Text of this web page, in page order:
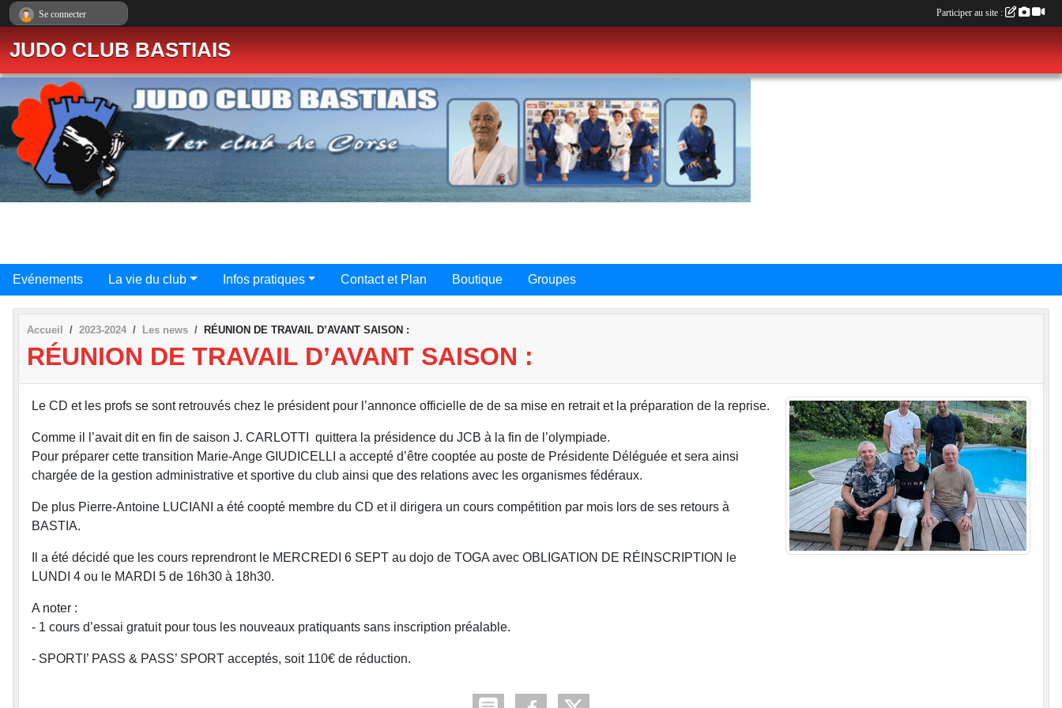
JUDO CLUB BASTIAIS
Evénements La vie du club Infos pratiques Contact et Plan Boutique Groupes
Accueil 2023-2024 Les news RÉUNION DE TRAVAIL D’AVANT SAISON :
RÉUNION DE TRAVAIL D’AVANT SAISON :
Le CD et les profs se sont retrouvés chez le président pour l’annonce officielle de de sa mise en retrait et la préparation de la reprise.
Comme il l’avait dit en fin de saison J. CARLOTTI quittera la présidence du JCB à la fin de l’olympiade.
Pour préparer cette transition Marie-Ange GIUDICELLI a accepté d’être cooptée au poste de Présidente Déléguée et sera ainsi
chargée de la gestion administrative et sportive du club ainsi que des relations avec les organismes fédéraux.
De plus Pierre-Antoine LUCIANI a été coopté membre du CD et il dirigera un cours compétition par mois lors de ses retours à
BASTIA.
Il a été décidé que les cours reprendront le MERCREDI 6 SEPT au dojo de TOGA avec OBLIGATION DE RÉINSCRIPTION le
LUNDI 4 ou le MARDI 5 de 16h30 à 18h30.
A noter :
- 1 cours d’essai gratuit pour tous les nouveaux pratiquants sans inscription préalable.
- SPORTI’ PASS & PASS’ SPORT acceptés, soit 110€ de réduction.
Se connecter Participer au site :
Panneau de gestion des cookies